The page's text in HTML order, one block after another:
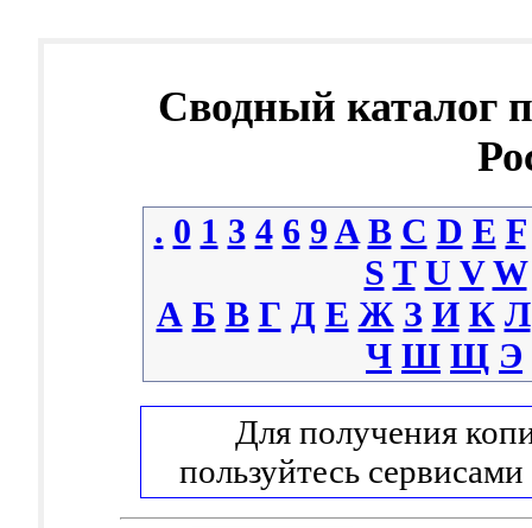
Сводный каталог
. 0 1 3 4 6 9 A B C D E F
S T U V W
А Б В Г Д Е Ж З И К Л
Ч Ш Щ Э
Для получения
пользуйтесь сервисами